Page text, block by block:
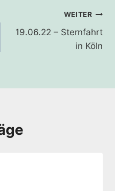
WEITER
19.06.22 – Sternfahrt
in Köln